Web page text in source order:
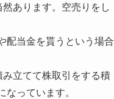
あります。空売りをし
配当金を貰うという場合
立てて株取引をする積
っています。